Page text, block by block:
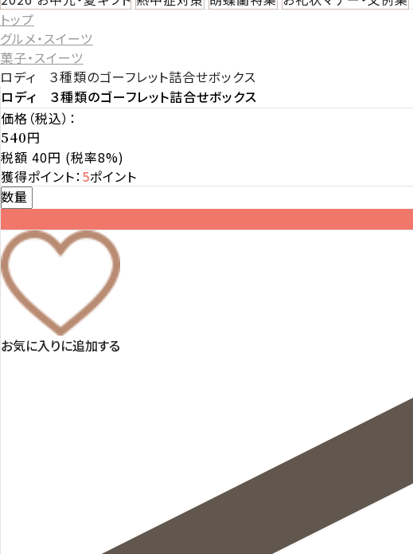
トップ
グルメ・スイーツ
菓子・スイーツ
ロディ ３種類のゴーフレット詰合せボックス
ロディ ３種類のゴーフレット詰合せボックス
価格（税込）：
540円
税額 40円 (税率8%)
獲得ポイント：5ポイント
数量
お気に入りに追加する